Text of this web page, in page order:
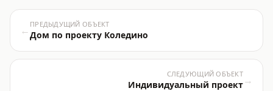
← ПРЕДЫДУЩИЙ ОБЪЕКТ
Дом по проекту Коледино
СЛЕДУЮЩИЙ ОБЪЕКТ
Индивидуальный проект→